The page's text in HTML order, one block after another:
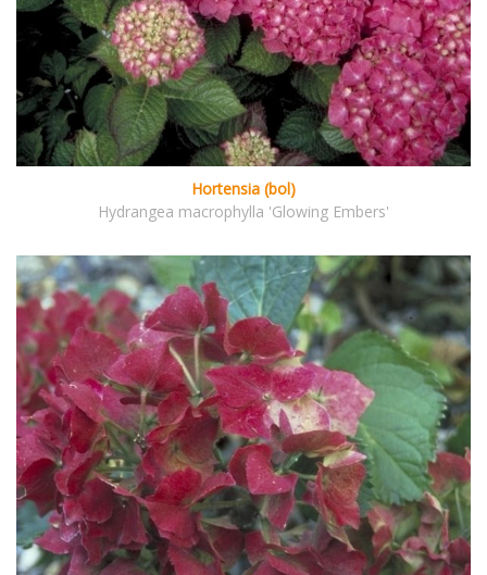
Hortensia (bol)
Hydrangea macrophylla 'Glowing Embers'